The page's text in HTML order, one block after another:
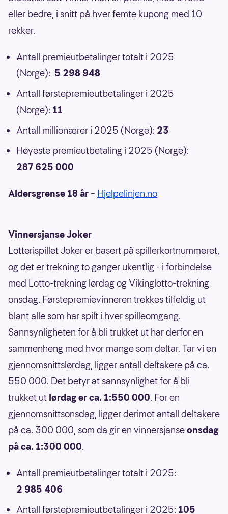
eller bedre, i snitt på hver femte kupong med 10
rekker.
Antall premieutbetalinger totalt i 2025
(Norge): 5 298 948
Antall førstepremieutbetalinger i 2025
(Norge): 11
Antall millionærer i 2025 (Norge): 23
Høyeste premieutbetaling i 2025 (Norge):
287 625 000
Aldersgrense 18 år – Hjelpelinjen.no
Vinnersjanse Joker
Lotterispillet Joker er basert på spillerkortnummeret,
og det er trekning to ganger ukentlig - i forbindelse
med Lotto-trekning lørdag og Vikinglotto-trekning
onsdag. Førstepremievinneren trekkes tilfeldig ut
blant alle som har spilt i hver spilleomgang.
Sannsynligheten for å bli trukket ut har derfor en
sammenheng med hvor mange som deltar. Tar vi en
gjennomsnittslørdag, ligger antall deltakere på ca.
550 000. Det betyr at sannsynlighet for å bli
trukket ut lørdag er ca. 1:550 000. For en
gjennomsnittsonsdag, ligger derimot antall deltakere
på ca. 300 000, som da gir en vinnersjanseonsdag
på ca. 1:300 000.
Antall premieutbetalinger totalt i 2025:
2 985 406
Antall førstepremieutbetalinger i 2025: 105